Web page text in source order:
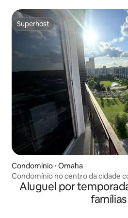
Superhost
Superhost
Condomínio ⋅ Omaha
Condomínio no centro da cidade
cidade: 2 camas, 2 banheiros
Aluguel por
famílias